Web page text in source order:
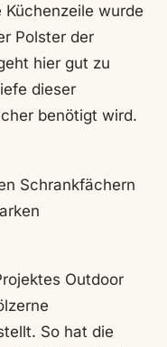
wurde
Polster der
hier gut zu
dieser
benötigt wird.
Schrankfächern
Outdoor
So hat die